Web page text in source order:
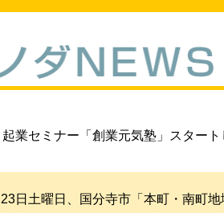
起業セミナー「創業元気塾」スター
日土曜日、国分寺市「本町・南町